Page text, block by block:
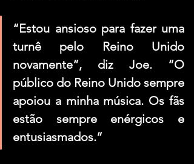
“Estou ansioso para fazer uma
turnê pelo Reino Unido
novamente”, diz Joe. “O
público do Reino Unido sempre
apoiou a minha música. Os fãs
estão sempre enérgicos e
entusiasmados.”